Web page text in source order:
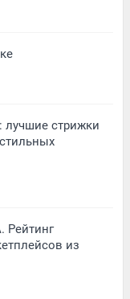
стрижки
Рейтинг
из